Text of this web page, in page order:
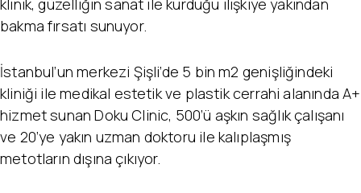
klinik, güzelliğin sanat ile kurduğu ilişkiye yakından
bakma fırsatı sunuyor.
İstanbul’un merkezi Şişli’de 5 bin m2 genişliğindeki
kliniği ile medikal estetik ve plastik cerrahi alanında A+
hizmet sunan Doku Clinic, 500’ü aşkın sağlık çalışanı
ve 20’ye yakın uzman doktoru ile kalıplaşmış
metotların dışına çıkıyor.